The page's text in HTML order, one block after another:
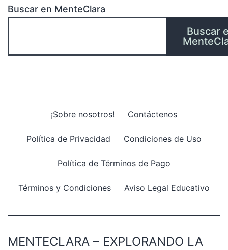
Buscar en MenteClara
Buscar
¡Sobre nosotros! Contáctenos
Política de Privacidad Condiciones de Uso
Política de Términos de Pago
Términos y Condiciones Aviso Legal Educativo
MENTECLARA – EXPLORANDO LA